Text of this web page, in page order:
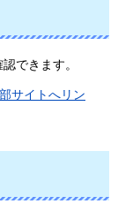
できます。
サイトへリン